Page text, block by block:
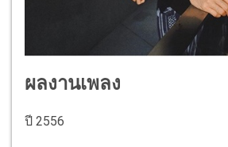
ผลงานเพลง
ปี 2556